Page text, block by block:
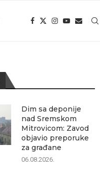
Dim sa deponije
nad Sremskom
Mitrovicom: Zavod
objavio preporuke
za građane
06.08.2026.